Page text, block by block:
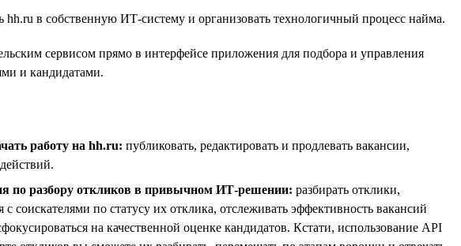
в собственную ИТ-систему и организовать технологичный процесс найма.
сервисом прямо в интерфейсе приложения для подбора и управления
и кандидатами.
работу на hh.ru: публиковать, редактировать и продлевать вакансии,
по разбору откликов в привычном ИТ-решении: разбирать отклики,
соискателями по статусу их отклика, отслеживать эффективность вакансий
на качественной оценке кандидатов. Кстати, использование API